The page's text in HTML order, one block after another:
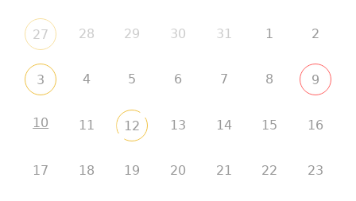
27 28 29 30 31 1 2
3 4 5 6 7 8 9
10 11 12 13 14 15 16
17 18 19 20 21 22 23